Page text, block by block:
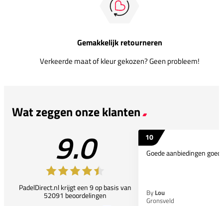
Gemakkelijk retourneren
Verkeerde maat of kleur gekozen? Geen probleem!
Wat zeggen onze klanten
9.0
PadelDirect.nl krijgt een 9 op basis van
52091 beoordelingen
10
Goede aanbiedingen
By Lou
Gronsveld